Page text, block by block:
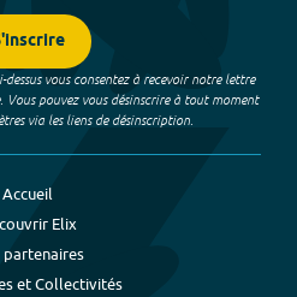
vous consentez à recevoir notre lettre
pouvez vous désinscrire à tout moment
via les liens de désinscription.
Accueil
Elix
partenaires
et Collectivités